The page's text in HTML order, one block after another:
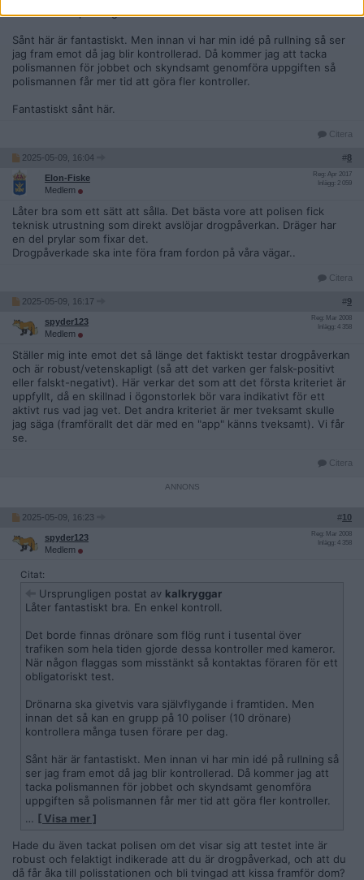
tusen förare per dag.
Sånt här är fantastiskt. Men innan vi har min idé på rullning så ser
jag fram emot då jag blir kontrollerad. Då kommer jag att tacka
polismannen för jobbet och skyndsamt genomföra uppgiften så
polismannen får mer tid att göra fler kontroller.
Fantastiskt sånt här.
Citera
2025-05-09, 16:04 #8
Elon-Fiske
Medlem
Reg: Apr 2017
Inlägg: 2 059
Låter bra som ett sätt att sålla. Det bästa vore att polisen fick
teknisk utrustning som direkt avslöjar drogpåverkan. Dräger har
en del prylar som fixar det.
Drogpåverkade ska inte föra fram fordon på våra vägar..
Citera
2025-05-09, 16:17 #9
spyder123
Medlem
Reg: Mar 2008
Inlägg: 4 358
Ställer mig inte emot det så länge det faktiskt testar drogpåverkan
och är robust/vetenskapligt (så att det varken ger falsk-positivt
eller falskt-negativt). Här verkar det som att det första kriteriet är
uppfyllt, då en skillnad i ögonstorlek bör vara indikativt för ett
aktivt rus vad jag vet. Det andra kriteriet är mer tveksamt skulle
jag säga (framförallt det där med en "app" känns tveksamt). Vi får
se.
Citera
2025-05-09, 16:23 #10
spyder123
Medlem
Reg: Mar 2008
Inlägg: 4 358
Citat:
Ursprungligen postat av kalkryggar
Låter fantastiskt bra. En enkel kontroll.
Det borde finnas drönare som flög runt i tusental över
trafiken som hela tiden gjorde dessa kontroller med kameror.
När någon flaggas som misstänkt så kontaktas föraren för ett
obligatoriskt test.
Drönarna ska givetvis vara självflygande i framtiden. Men
innan det så kan en grupp på 10 poliser (10 drönare)
kontrollera många tusen förare per dag.
Sånt här är fantastiskt. Men innan vi har min idé på rullning så
ser jag fram emot då jag blir kontrollerad. Då kommer jag att
tacka polismannen för jobbet och skyndsamt genomföra
uppgiften så polismannen får mer tid att göra fler kontroller.
Fantastiskt sånt här.
… [ Visa mer ]
Hade du även tackat polisen om det visar sig att testet inte är
robust och felaktigt indikerade att du är drogpåverkad, och att du
då får åka till polisstationen och bli tvingad att kissa framför dom?